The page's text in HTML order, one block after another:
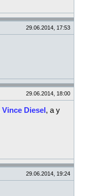
29.06.2014, 17:53
29.06.2014, 18:00
Vince Diesel , а у
29.06.2014, 19:24